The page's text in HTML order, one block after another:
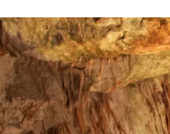
[ 17 Dicembre
UTILI
[ 14 Settembre
PARCHI NATURALI